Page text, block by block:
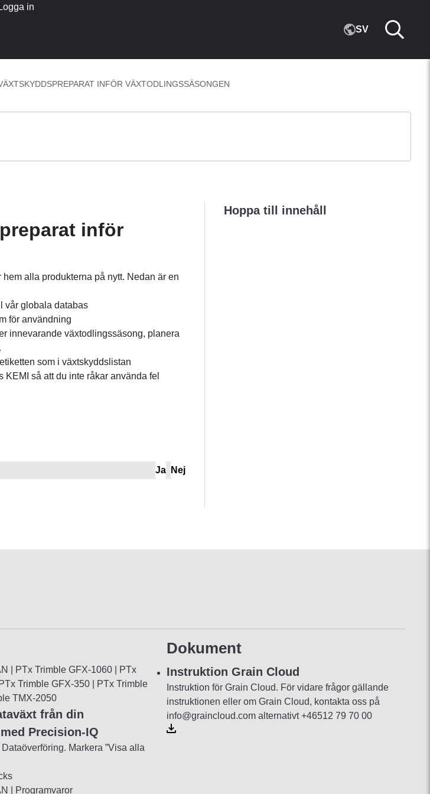
Logga in
SV
INFÖR VÄXTODLINGSSÄSONGEN
inför
alla produkterna på nytt. Nedan är en
vår globala databas
för användning
innevarande växtodlingssäsong, planera
som i växtskyddslistan
så att du inte råkar använda fel
Ja Nej
Hoppa till innehåll
| PTx Trimble GFX-1060 | PTx
Trimble GFX-350 | PTx Trimble
TMX-2050
från din
Precision-IQ
Dataöverföring. Markera ”Visa alla
| Programvaror
Dokument
Instruktion Grain Cloud
Instruktion för Grain Cloud. För vidare frågor gällande
instruktionen eller om Grain Cloud, kontakta oss på
info@graincloud.com alternativt +46512 79 70 00